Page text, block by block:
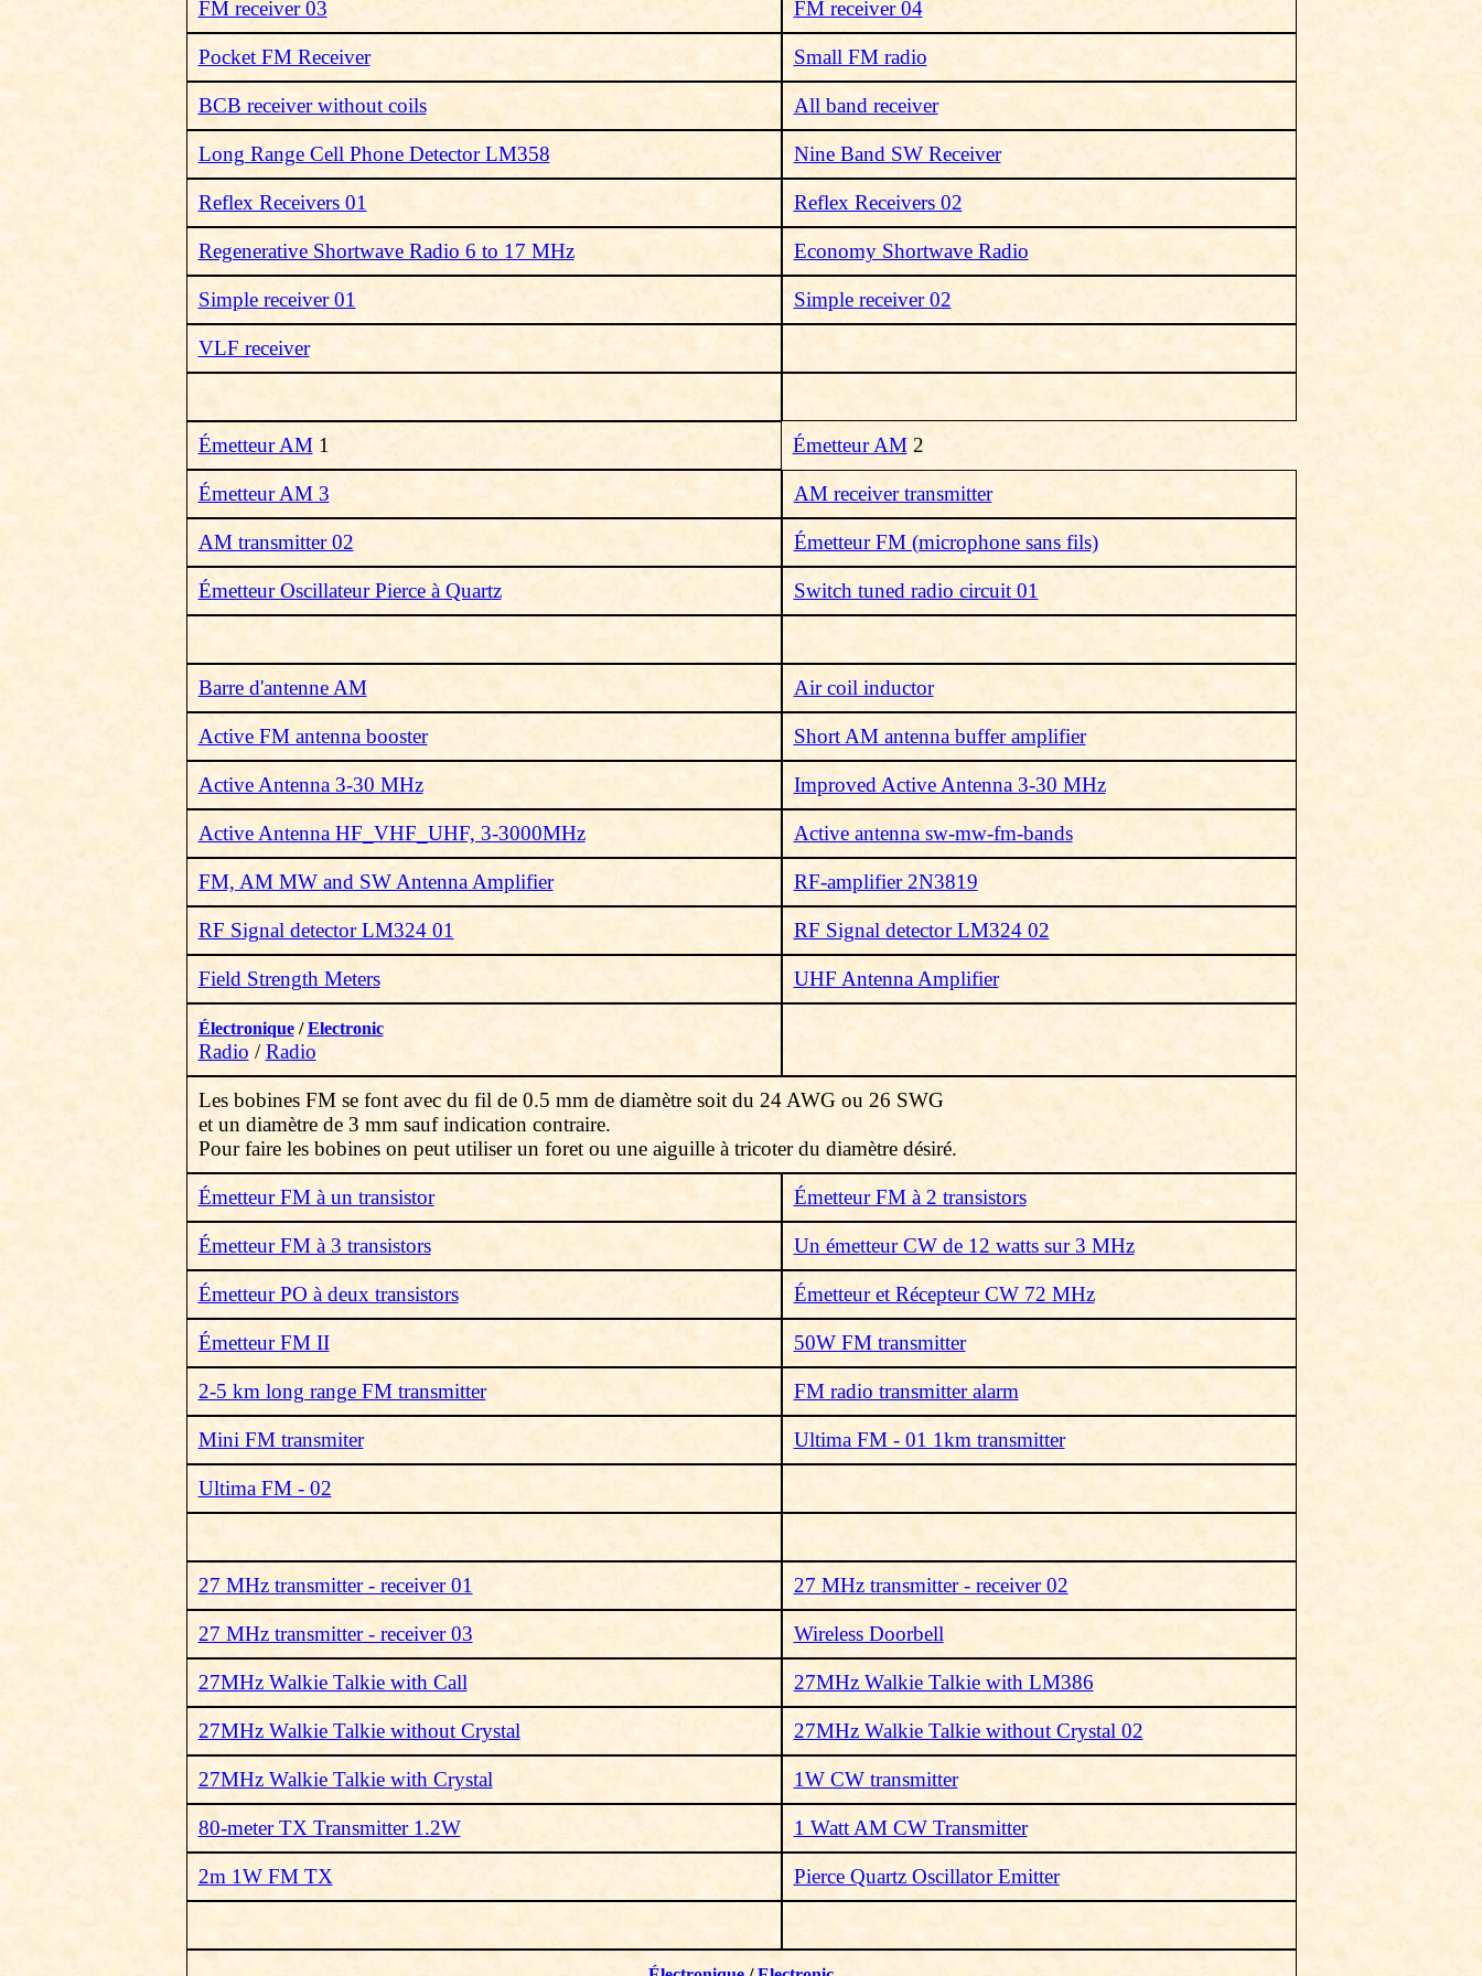
FM receiver 03 FM receiver 04
Pocket FM Receiver Small FM radio
BCB receiver without coils All band receiver
Long Range Cell Phone Detector LM358 Nine Band SW Receiver
Reflex Receivers 01 Reflex Receivers 02
Regenerative Shortwave Radio 6 to 17 MHz Economy Shortwave Radio
Simple receiver 01 Simple receiver 02
VLF receiver
Émetteur AM1 Émetteur AM2
Émetteur AM 3 AM receiver transmitter
AM transmitter 02 Émetteur FM (microphone sans fils)
Émetteur Oscillateur Pierce à Quartz Switch tuned radio circuit 01
Barre d'antenne AM Air coil inductor
Active FM antenna booster Short AM antenna buffer amplifier
Active Antenna 3-30 MHz Improved Active Antenna 3-30 MHz
Active Antenna HF_VHF_UHF, 3-3000MHz Active antenna sw-mw-fm-bands
FM, AM MW and SW Antenna Amplifier RF-amplifier 2N3819
RF Signal detector LM324 01 RF Signal detector LM324 02
Field Strength Meters UHF Antenna Amplifier
Électronique/Electronic
Radio /Radio
Les bobines FM se font avec du fil de 0.5 mm de diamètre soit du 24 AWG ou 26 SWG
et un diamètre de 3 mm sauf indication contraire.
Pour faire les bobines on peut utiliser un foret ou une aiguille à tricoter du diamètre désiré.
Émetteur FM à un transistor Émetteur FM à 2 transistors
Émetteur FM à 3 transistors Un émetteur CW de 12 watts sur 3 MHz
Émetteur PO à deux transistors Émetteur et Récepteur CW 72 MHz
Émetteur FM II 50W FM transmitter
2-5 km long range FM transmitter FM radio transmitter alarm
Mini FM transmiter Ultima FM - 01 1km transmitter
Ultima FM - 02
27 MHz transmitter - receiver 01 27 MHz transmitter - receiver 02
27 MHz transmitter - receiver 03 Wireless Doorbell
27MHz Walkie Talkie with Call 27MHz Walkie Talkie with LM386
27MHz Walkie Talkie without Crystal 27MHz Walkie Talkie without Crystal 02
27MHz Walkie Talkie with Crystal 1W CW transmitter
80-meter TX Transmitter 1.2W 1 Watt AM CW Transmitter
2m 1W FM TX Pierce Quartz Oscillator Emitter